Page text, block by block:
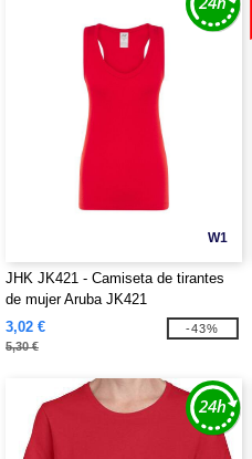
W1
JHK JK421 - Camiseta de tirantes
de mujer Aruba JK421
3,02 €
5,30 €
-43%